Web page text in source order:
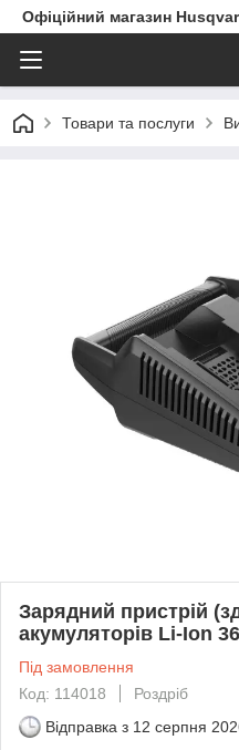
Офіційний магазин
Товари та послуги
Зарядний пристрій
акумуляторів Li-Ion
Під замовлення
Код: 114018
Роздріб
Відправка з 12 серпня